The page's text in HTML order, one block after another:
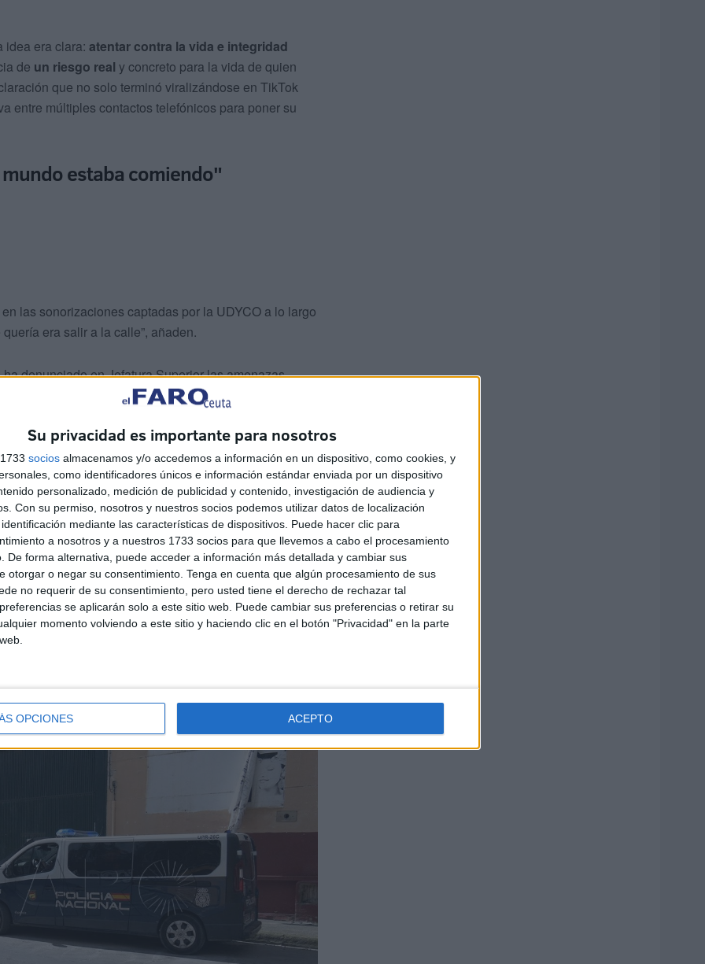
Su privacidad es importante para nosotros
socios almacenamos y/o accedemos a información en un dispositivo, como cookies, y
como identificadores únicos e información estándar enviada por un dispositivo
personalizado, medición de publicidad y contenido, investigación de audiencia y
Con su permiso, nosotros y nuestros socios podemos utilizar datos de localización
mediante las características de dispositivos. Puede hacer clic para
a nosotros y a nuestros 1733 socios para que llevemos a cabo el procesamiento
De forma alternativa, puede acceder a información más detallada y cambiar sus
otorgar o negar su consentimiento. Tenga en cuenta que algún procesamiento de sus
no requerir de su consentimiento, pero usted tiene el derecho de rechazar tal
se aplicarán solo a este sitio web. Puede cambiar sus preferencias o retirar su
momento volviendo a este sitio y haciendo clic en el botón "Privacidad" en la parte
OPCIONES ACEPTO
idea era clara: atentar contra la vida e integridad
de un riesgo real y concreto para la vida de quien
que no solo terminó viralizándose en TikTok
entre múltiples contactos telefónicos para poner su
estaba comiendo"
las sonorizaciones captadas por la UDYCO a lo largo
era salir a la calle”, añaden.
denunciado en Jefatura Superior las amenazas
comiendoy vienes tú y rompes esto. Ahí no había
de rencor, envidia y odio…Hizo daño a esos
este informe recopilatorio que viene, por un lado,
matar , aunque, por el otro, se recalca que la misma
el sicario al que contactaron.